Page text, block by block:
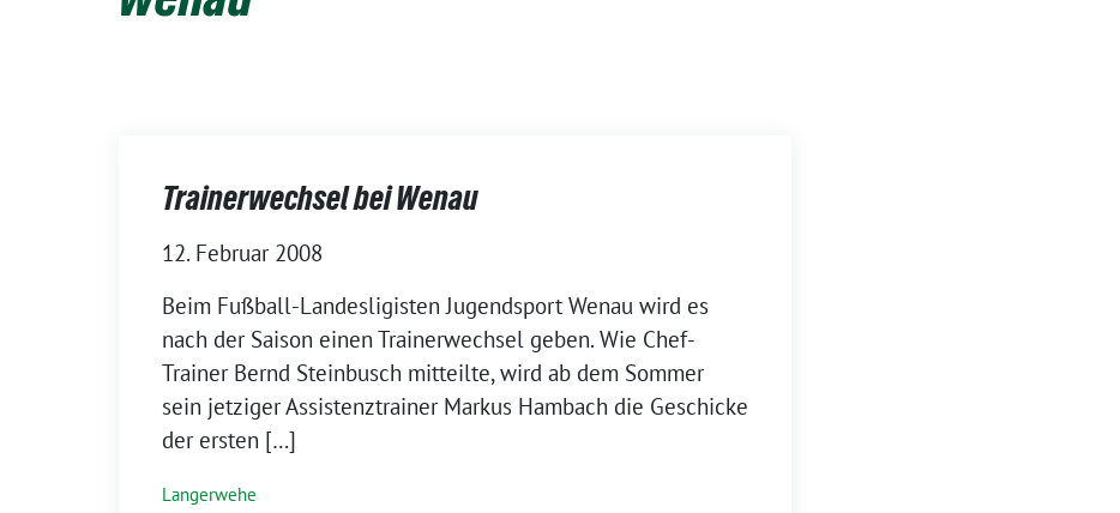
Trainerwechsel bei Wenau
12. Februar 2008
Beim Fußball-Landesligisten Jugendsport Wenau wird es
nach der Saison einen Trainerwechsel geben. Wie Chef-
Trainer Bernd Steinbusch mitteilte, wird ab dem Sommer
sein jetziger Assistenztrainer Markus Hambach die Geschicke
der ersten […]
Langerwehe